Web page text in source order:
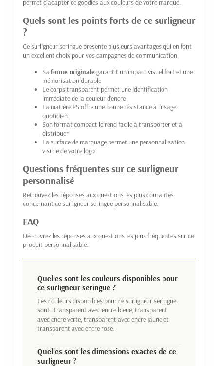
permet d'adapter ce goodies aux couleurs de votre marque.
Quels sont les points forts de ce surligneur
?
Ce surligneur seringue présente plusieurs avantages qui en font
un excellent choix pour vos campagnes de communication.
Saforme originalegarantit un impact visuel fort et une
mémorisation durable
Le corps transparent permet une identification
immédiate de la couleur d'encre
La matière PS offre une bonne résistance à l'usage
quotidien
Son format compact le rend facile à transporter et à
distribuer
La surface de marquage permet une personnalisation
visible de votre logo
Questions fréquentes sur ce surligneur
personnalisé
Retrouvez les réponses aux questions les plus courantes
concernant ce surligneur seringue personnalisable.
FAQ
Découvrez les réponses aux questions les plus fréquentes sur ce
produit personnalisable.
Quelles sont les couleurs disponibles pour
ce surligneur seringue ?
Les couleurs disponibles pour ce surligneur seringue
sont : transparent avec encre bleue, transparent
avec encre verte, transparent avec encre jaune et
transparent avec encre rose.
Quelles sont les dimensions exactes de ce
surligneur ?